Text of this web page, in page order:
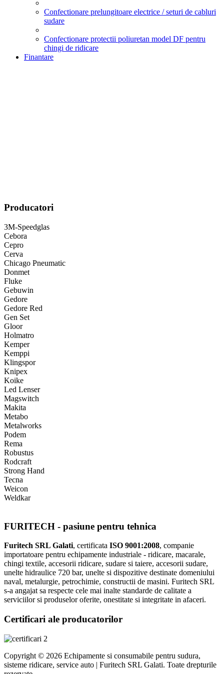
Confectionare prelungitoare electrice / seturi de cabluri
sudare
Confectionare protectii poliuretan model DF pentru
chingi de ridicare
Finantare
Producatori
3M-Speedglas
Cebora
Cepro
Cerva
Chicago Pneumatic
Donmet
Fluke
Gebuwin
Gedore
Gedore Red
Gen Set
Gloor
Holmatro
Kemper
Kemppi
Klingspor
Knipex
Koike
Led Lenser
Magswitch
Makita
Metabo
Metalworks
Podem
Rema
Robustus
Rodcraft
Strong Hand
Tecna
Weicon
Weldkar
FURITECH - pasiune pentru tehnica
Furitech SRL Galati, certificata ISO 9001:2008, companie
importatoare pentru echipamente industriale - ridicare, macarale,
chingi textile, accesorii ridicare, sudare si taiere, accesorii sudare,
unelte hidraulice 720 bar, unelte si dispozitive destinate domeniului
naval, metalurgie, petrochimie, constructii de masini. Furitech SRL
s-a angajat sa respecte cele mai inalte standarde de calitate a
serviciilor si produselor oferite, onestitate si integritate in afaceri.
Certificari ale producatorilor
Copyright © 2026 Echipamente si consumabile pentru sudura,
sisteme ridicare, service auto | Furitech SRL Galati. Toate drepturile